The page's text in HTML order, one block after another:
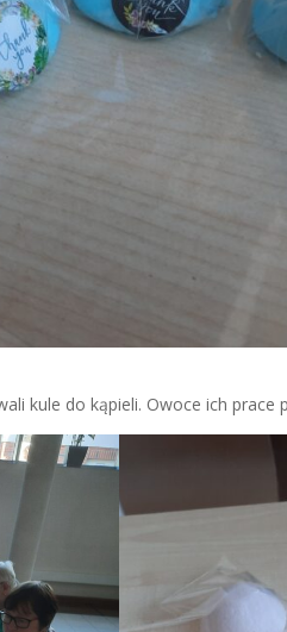
kule do kąpieli. Owoce ich prace